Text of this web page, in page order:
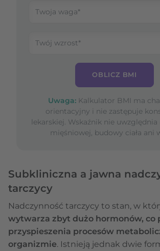
OBLICZ BMI
Uwaga: Kalkulator BMI ma
orientacyjny i nie zastępuje
lekarskiej. Wskaźnik nie
mięśniowej, budowy ciała ani
Subkliniczna a jawna
tarczycy
Nadczynność tarczycy to stan, w
wytwarza zbyt dużo hormonów, co
przyspieszenia procesów
organizmie. Istnieją jednak dwie